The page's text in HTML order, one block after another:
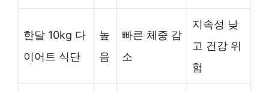
한달 10kg 다
이어트 식단
높
음
빠른 체중 감
소
지속성 낮
고 건강 위
험